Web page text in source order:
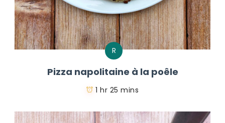
R
Pizza napolitaine à la poêle
1 hr 25 mins